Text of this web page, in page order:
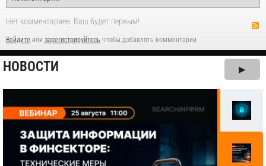
Нет комментариев. Ваш будет первым!
Войдите или зарегистрируйтесь чтобы добавлять комментарии
НОВОСТИ ▶